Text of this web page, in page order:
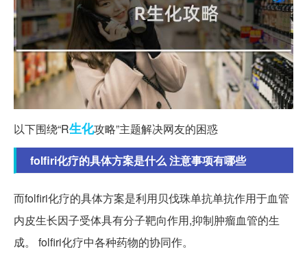
以下围绕“R生化攻略”主题解决网友的困惑
folfiri化疗的具体方案是什么 注意事项有哪些
而folfiri化疗的具体方案是利用贝伐珠单抗单抗作用于血管
内皮生长因子受体具有分子靶向作用,抑制肿瘤血管的生
成。 folfiri化疗中各种药物的协同作。